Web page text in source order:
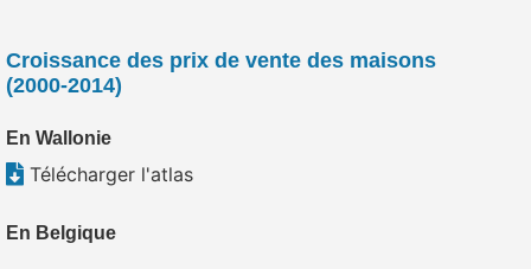
Croissance des prix de vente des maisons
(2000-2014)
En Wallonie
Télécharger l'atlas
En Belgique